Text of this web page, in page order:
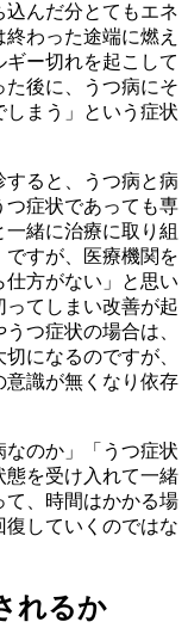
んだ分とてもエネ
わった途端に燃え
ー切れを起こして
た後に、うつ病にそ
しまう」という症状
ると、うつ病と病
つ症状であっても専
緒に治療に取り組
すが、医療機関を
方がない」と思い
てしまい改善が起
つ症状の場合は、
になるのですが、
意識が無くなり依存
なのか」「うつ症状
態を受け入れて一緒
て、時間はかかる場
していくのではな
れるか